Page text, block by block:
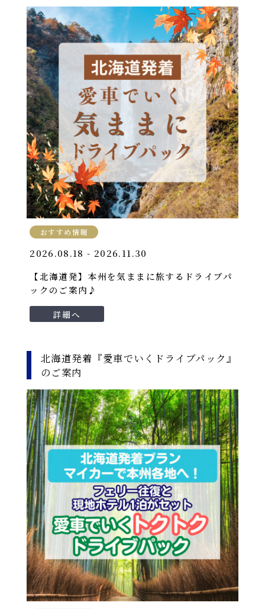
おすすめ情報
2026.08.18 - 2026.11.30
【北海道発】本州を気ままに旅するドライブパ
ックのご案内♪
詳細へ
北海道発着『愛車でいくドライブパック』
のご案内